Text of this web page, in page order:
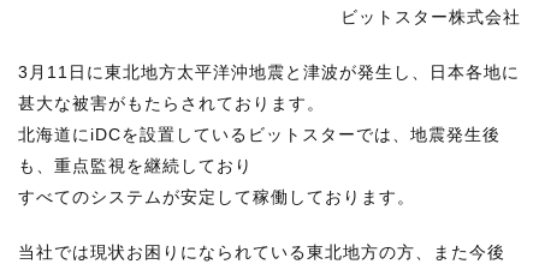
サイトマップ
約款
情報セキュリティ
ビットスター株式会社
3月11日に東北地方太平洋沖地震と津波が発生し、日本各地に
甚大な被害がもたらされております。
北海道にiDCを設置しているビットスターでは、地震発生後
も、重点監視を継続しており
すべてのシステムが安定して稼働しております。
当社では現状お困りになられている東北地方の方、また今後